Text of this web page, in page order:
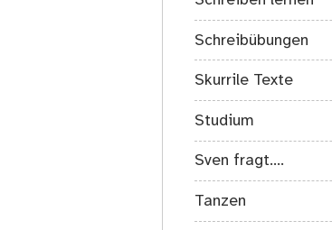
Schreibübungen
Skurrile Texte
Studium
Sven fragt….
Tanzen